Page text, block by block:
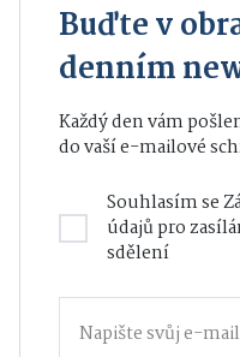
Buďte v
denním
Každý den vám
do vaší e-mailové
Souhlasím se
údajůpro
sdělení